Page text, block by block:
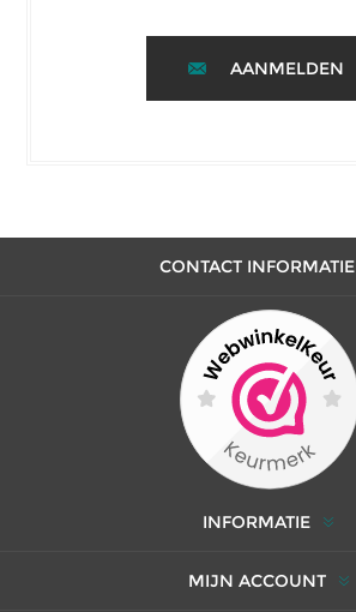
AANMELDEN
CONTACT INFORMATIE
INFORMATIE
MIJN ACCOUNT